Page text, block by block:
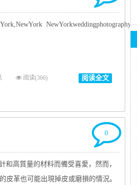
NewYorkweddingphotography...
阅读全文
阅读(366)
0
和高質量的材料而備受喜愛，然而，
皮革也可能出現掉皮或磨損的情況。